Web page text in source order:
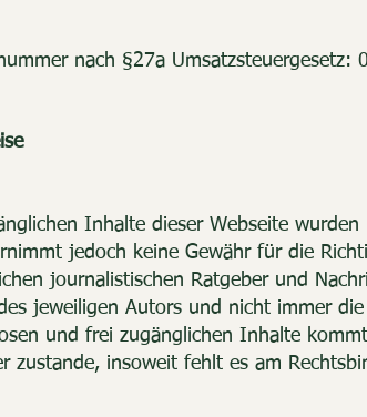
nach §27a Umsatzsteuergesetz:
Inhalte dieser Webseite
jedoch keine Gewähr für die
journalistischen Ratgeber und
jeweiligen Autors und nicht immer
und frei zugänglichen Inhalte
zustande, insoweit fehlt es am